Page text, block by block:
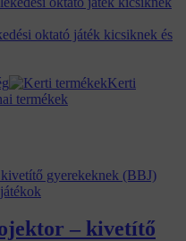
oktató játék kicsiknek és
Kerti
termékek
– kivetítő